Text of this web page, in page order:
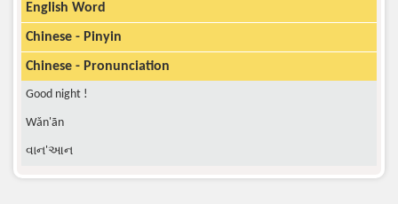
English Word
Chinese - Pinyin
Chinese - Pronunciation
Good night !
Wǎn'ān
વાન'આન